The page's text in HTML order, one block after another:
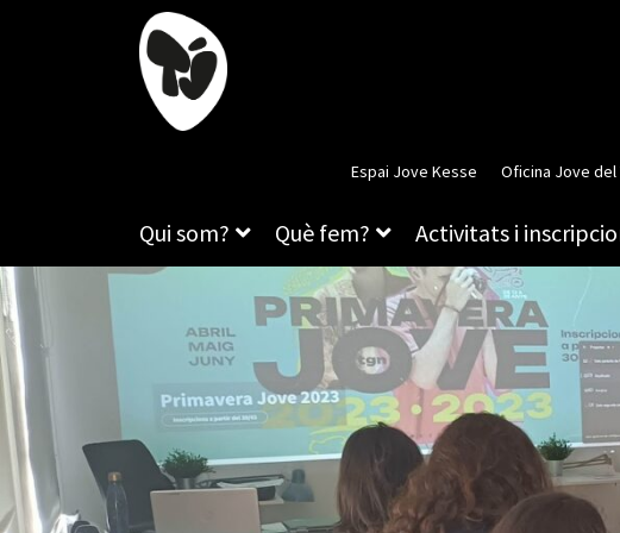
Espai Jove Kesse Oficina Jove del
Qui som? Què fem? Activitats i